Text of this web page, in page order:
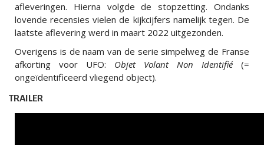
afleveringen. Hierna volgde de stopzetting. Ondanks
lovende recensies vielen de kijkcijfers namelijk tegen. De
laatste aflevering werd in maart 2022 uitgezonden.
Overigens is de naam van de serie simpelweg de Franse
afkorting voor UFO: Objet Volant Non Identifié (=
ongeïdentificeerd vliegend object).
TRAILER